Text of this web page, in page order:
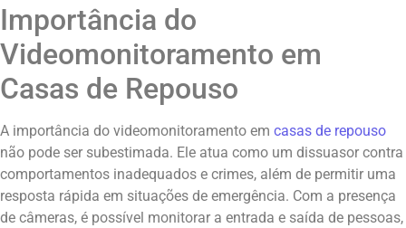
Importância do
Videomonitoramento em
Casas de Repouso
A importância do videomonitoramento em casas de repouso
não pode ser subestimada. Ele atua como um dissuasor contra
comportamentos inadequados e crimes, além de permitir uma
resposta rápida em situações de emergência. Com a presença
de câmeras, é possível monitorar a entrada e saída de pessoas,